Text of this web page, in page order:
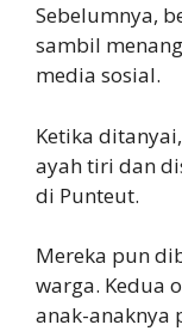
Sebelumnya,
sambil
media sosial.
Ketika
ayah tiri dan
di Punteut.
Mereka pun
warga. Kedua
anak-anaknya